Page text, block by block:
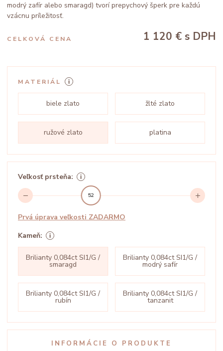
modrý zafír alebo smaragd) tvorí prepychový šperk pre každú
vzácnu príležitosť.
CELKOVÁ CENA 1 120 € s DPH
MATERIÁL
biele zlato žlté zlato
ružové zlato platina
Veľkosť prsteňa:
52
Prvá úprava veľkosti ZADARMO
Kameň:
Brilianty 0,084ct SI1/G /
smaragd
Brilianty 0,084ct SI1/G /
modrý safír
Brilianty 0,084ct SI1/G /
rubín
Brilianty 0,084ct SI1/G /
tanzanit
INFORMÁCIE O PRODUKTE